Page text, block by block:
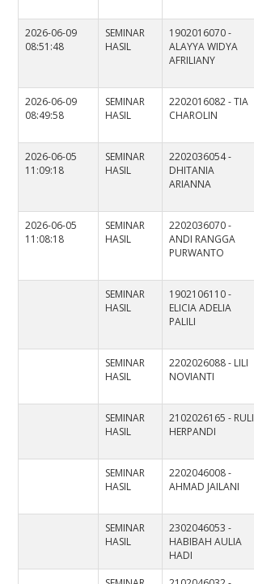
2026-06-09
08:51:48
SEMINAR
HASIL
1902016070 -
ALAYYA WIDYA
AFRILIANY
2026-06-09
08:49:58
SEMINAR
HASIL
2202016082 - TIA
CHAROLIN
2026-06-05
11:09:18
SEMINAR
HASIL
2202036054 -
DHITANIA
ARIANNA
2026-06-05
11:08:18
SEMINAR
HASIL
2202036070 -
ANDI RANGGA
PURWANTO
SEMINAR
HASIL
1902106110 -
ELICIA ADELIA
PALILI
SEMINAR
HASIL
2202026088 - LILI
NOVIANTI
SEMINAR
HASIL
2102026165 - RULI
HERPANDI
SEMINAR
HASIL
2202046008 -
AHMAD JAILANI
SEMINAR
HASIL
2302046053 -
HABIBAH AULIA
HADI